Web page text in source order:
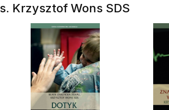
Krzysztof Wons SDS